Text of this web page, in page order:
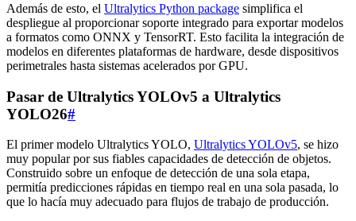
Además de esto, el Ultralytics Python package simplifica el
despliegue al proporcionar soporte integrado para exportar modelos
a formatos como ONNX y TensorRT. Esto facilita la integración de
modelos en diferentes plataformas de hardware, desde dispositivos
perimetrales hasta sistemas acelerados por GPU.
Pasar de Ultralytics YOLOv5 a Ultralytics
YOLO26#
El primer modelo Ultralytics YOLO, Ultralytics YOLOv5, se hizo
muy popular por sus fiables capacidades de detección de objetos.
Construido sobre un enfoque de detección de una sola etapa,
permitía predicciones rápidas en tiempo real en una sola pasada, lo
que lo hacía muy adecuado para flujos de trabajo de producción.